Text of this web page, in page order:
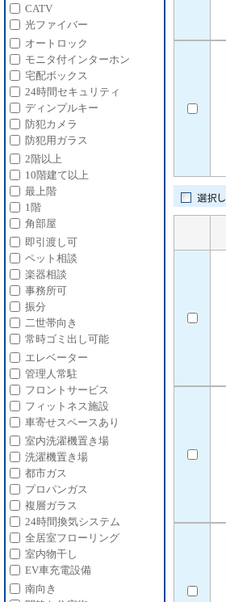
CATV
光ファイバー
オートロック
モニタ付インターホン
宅配ボックス
24時間セキュリティ
ディンプルキー
防犯カメラ
防犯用ガラス
2階以上
10階建て以上
最上階
1階
角部屋
即引渡し可
ペット相談
楽器相談
事務所可
振分
二世帯向き
常時ゴミ出し可能
エレベーター
管理人常駐
フロントサービス
フィットネス施設
車寄せスペースあり
室内洗濯機置き場
洗濯機置き場
都市ガス
プロパンガス
複層ガラス
24時間換気システム
全居室フローリング
室内物干し
EV車充電設備
南向き